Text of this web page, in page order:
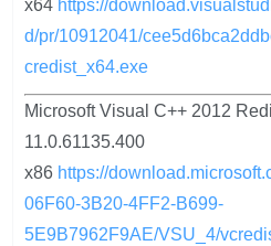
x64 https://
d/pr/10912041/
credist_x64.exe
Microsoft Visual C++ 2012
11.0.61135.400
x86 https://
06F60-3B20-4FF2-B699-
5E9B7962F9AE/VSU_4/